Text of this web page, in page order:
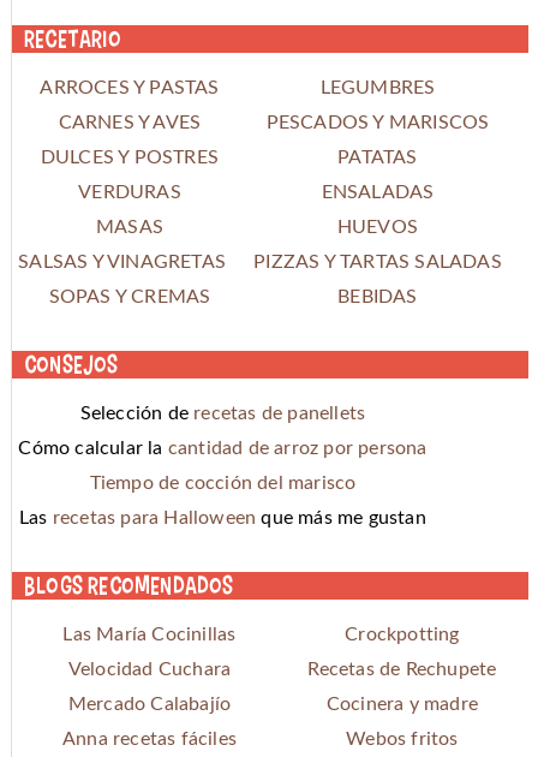
Recetario
ARROCES Y PASTAS
LEGUMBRES
CARNES Y AVES
PESCADOS Y MARISCOS
DULCES Y POSTRES
PATATAS
VERDURAS
ENSALADAS
MASAS
HUEVOS
SALSAS Y VINAGRETAS
PIZZAS Y TARTAS SALADAS
SOPAS Y CREMAS
BEBIDAS
Consejos
Selección de recetas de panellets
Cómo calcular la cantidad de arroz por persona
Tiempo de cocción del marisco
Las recetas para Halloween que más me gustan
Blogs recomendados
Las María Cocinillas
Crockpotting
Velocidad Cuchara
Recetas de Rechupete
Mercado Calabajío
Cocinera y madre
Anna recetas fáciles
Webos fritos